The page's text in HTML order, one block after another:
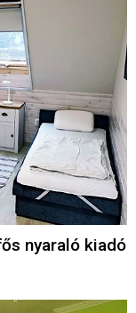
nyaraló kiadó